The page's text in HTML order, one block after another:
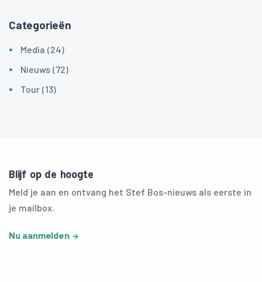
Categorieën
Media (24)
Nieuws (72)
Tour (13)
Blijf op de hoogte
Meld je aan en ontvang het Stef Bos-nieuws als eerste in
je mailbox.
Nu aanmelden